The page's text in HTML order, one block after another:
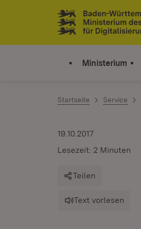
Zum Inhalt springen
Link zur Startseite
Ministerium
Startseite Service
19.10.2017
Lesezeit: 2 Minuten
Teilen
Text vorlesen